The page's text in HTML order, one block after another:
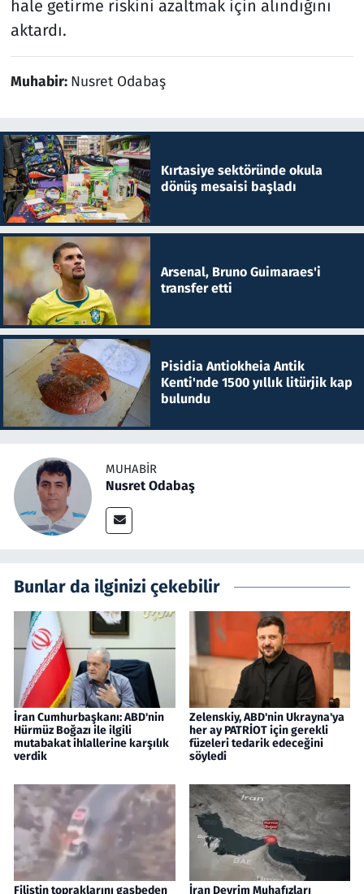
hale getirme riskini azaltmak için alındığını
aktardı.
Muhabir: Nusret Odabaş
Kırtasiye sektöründe okula
dönüş mesaisi başladı
Arsenal, Bruno Guimaraes'i
transfer etti
Pisidia Antiokheia Antik
Kenti'nde 1500 yıllık litürjik kap
bulundu
MUHABIR
Nusret Odabaş
Bunlar da ilginizi çekebilir
İran Cumhurbaşkanı: ABD'nin
Hürmüz Boğazı ile ilgili
mutabakat ihlallerine karşılık
verdik
Zelenskiy, ABD'nin Ukrayna'ya
her ay PATRİOT için gerekli
füzeleri tedarik edeceğini
söyledi
Filistin topraklarını gasbeden İran Devrim Muhafızları